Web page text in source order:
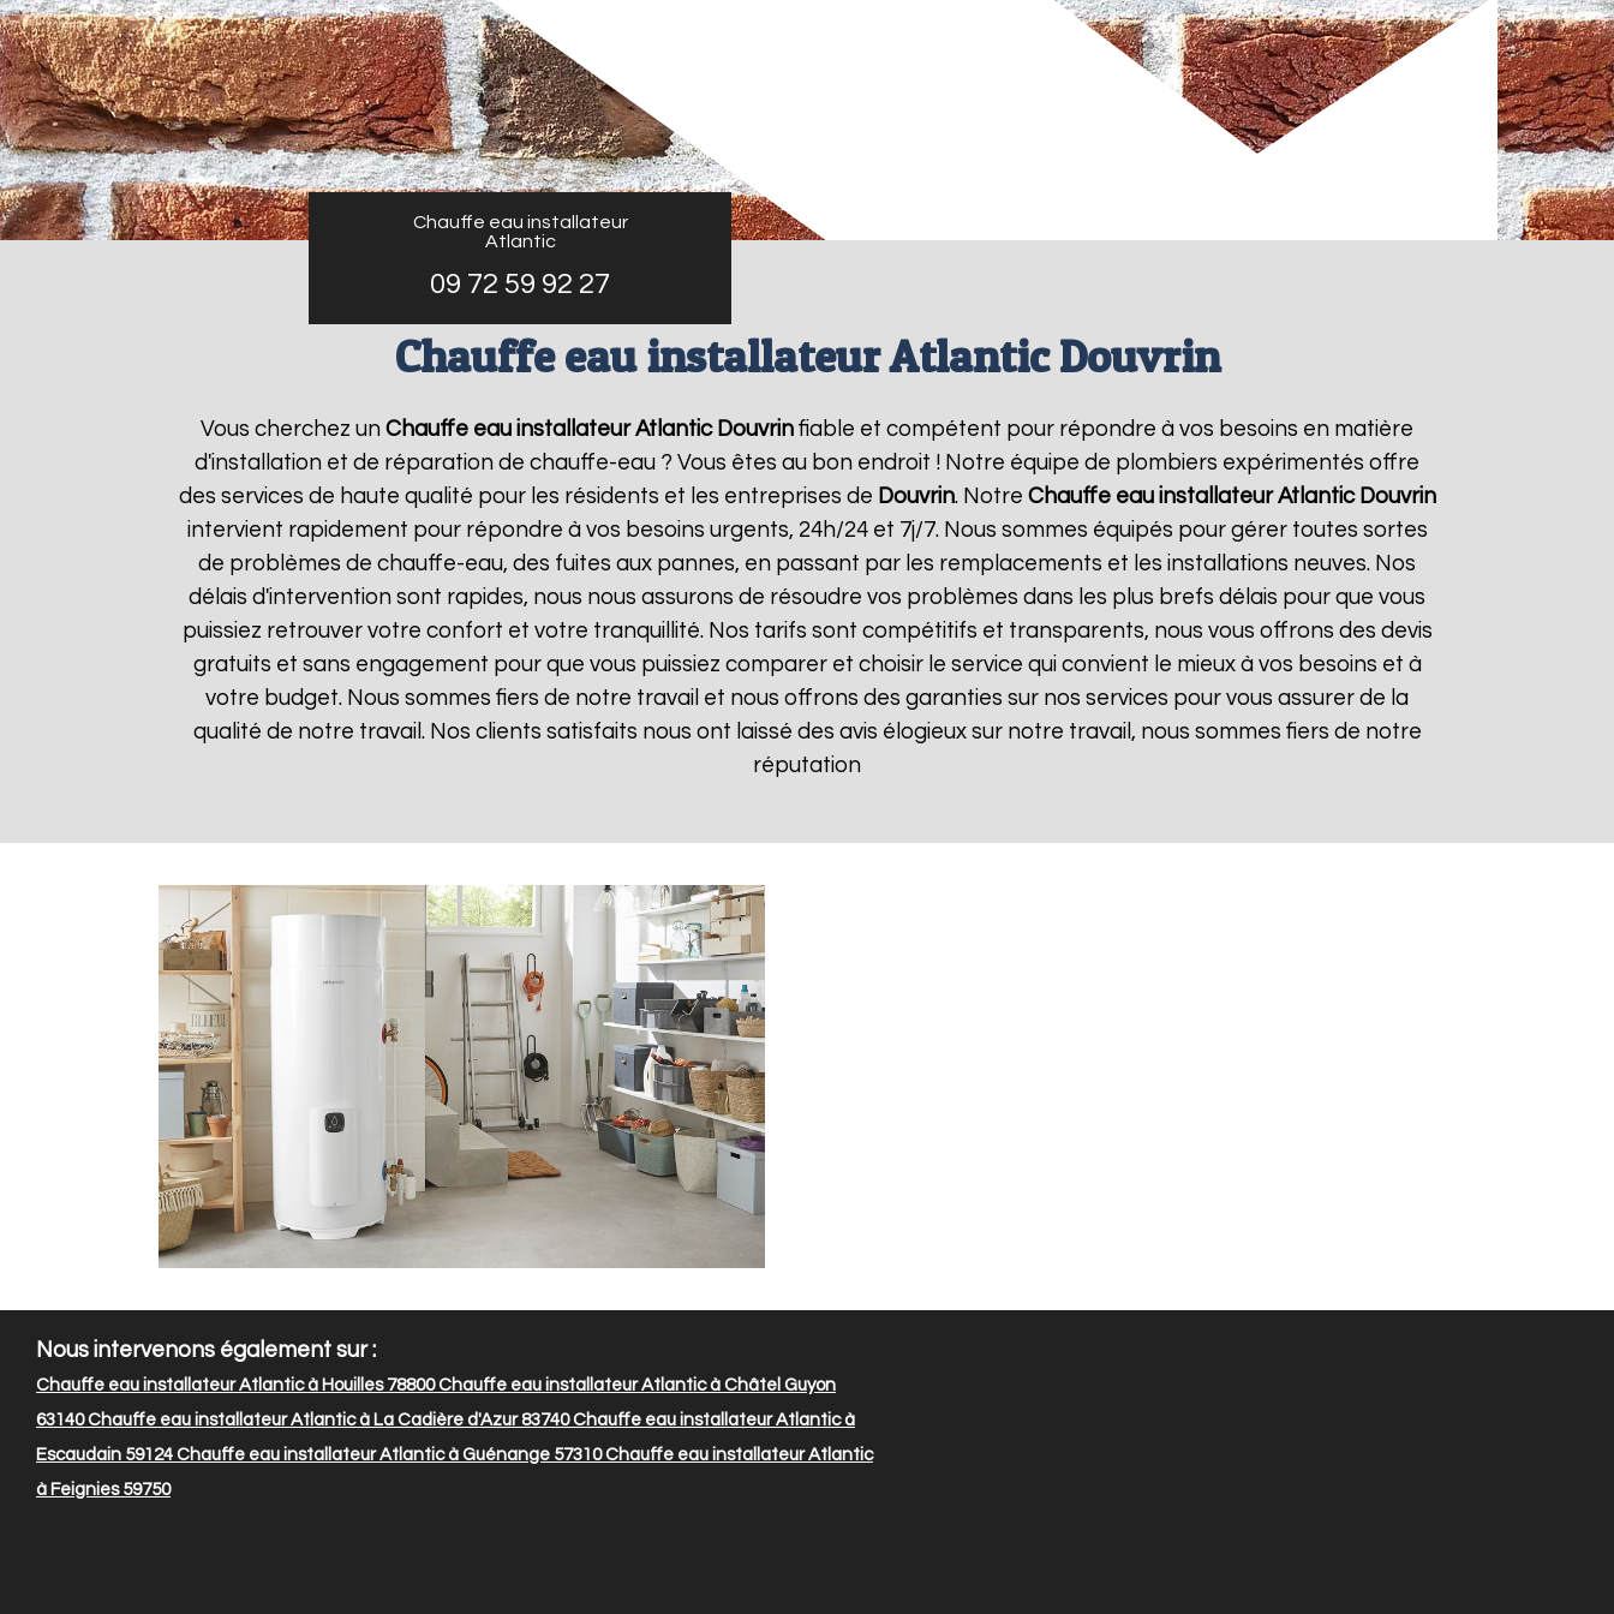
Chauffe eau installateur
Atlantic
09 72 59 92 27
Chauffe eau installateur Atlantic Douvrin
Vous cherchez un Chauffe eau installateur Atlantic Douvrin fiable et compétent pour répondre à vos besoins en matière
d'installation et de réparation de chauffe-eau ? Vous êtes au bon endroit ! Notre équipe de plombiers expérimentés offre
des services de haute qualité pour les résidents et les entreprises de Douvrin. Notre Chauffe eau installateur Atlantic Douvrin
intervient rapidement pour répondre à vos besoins urgents, 24h/24 et 7j/7. Nous sommes équipés pour gérer toutes sortes
de problèmes de chauffe-eau, des fuites aux pannes, en passant par les remplacements et les installations neuves. Nos
délais d'intervention sont rapides, nous nous assurons de résoudre vos problèmes dans les plus brefs délais pour que vous
puissiez retrouver votre confort et votre tranquillité. Nos tarifs sont compétitifs et transparents, nous vous offrons des devis
gratuits et sans engagement pour que vous puissiez comparer et choisir le service qui convient le mieux à vos besoins et à
votre budget. Nous sommes fiers de notre travail et nous offrons des garanties sur nos services pour vous assurer de la
qualité de notre travail. Nos clients satisfaits nous ont laissé des avis élogieux sur notre travail, nous sommes fiers de notre
réputation
Nous intervenons également sur :
Chauffe eau installateur Atlantic à Houilles 78800Chauffe eau installateur Atlantic à Châtel Guyon
63140Chauffe eau installateur Atlantic à La Cadière d'Azur 83740Chauffe eau installateur Atlantic à
Escaudain 59124 Chauffe eau installateur Atlantic à Guénange 57310Chauffe eau installateur Atlantic
à Feignies 59750